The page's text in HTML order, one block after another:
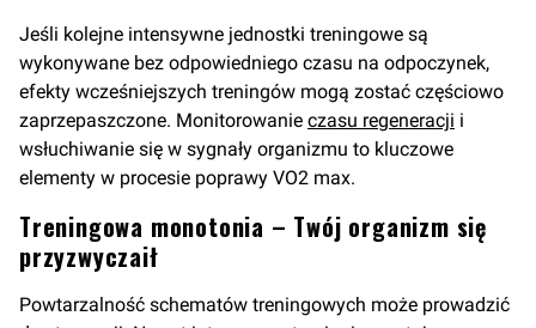
Jeśli kolejne intensywne jednostki treningowe są
wykonywane bez odpowiedniego czasu na odpoczynek,
efekty wcześniejszych treningów mogą zostać częściowo
zaprzepaszczone. Monitorowanie czasu regeneracji i
wsłuchiwanie się w sygnały organizmu to kluczowe
elementy w procesie poprawy VO2 max.
Treningowa monotonia – Twój organizm się
przyzwyczaił
Powtarzalność schematów treningowych może prowadzić